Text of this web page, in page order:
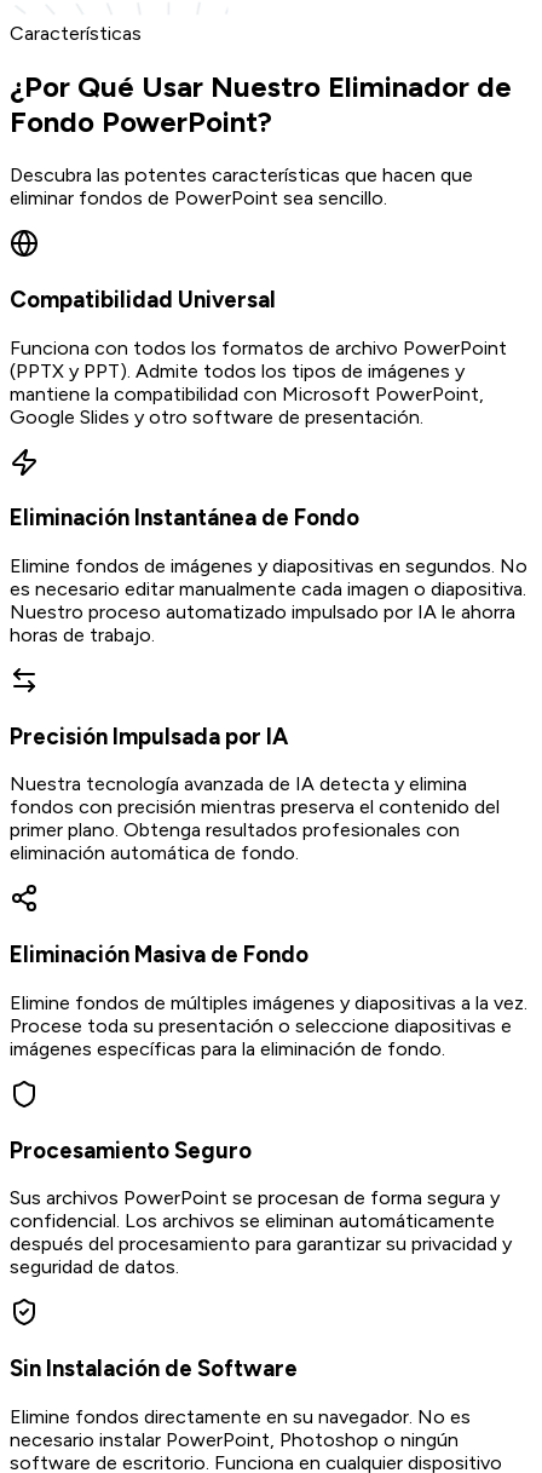
Características
¿Por Qué Usar Nuestro Eliminador de
Fondo PowerPoint?
Descubra las potentes características que hacen que
eliminar fondos de PowerPoint sea sencillo.
Compatibilidad Universal
Funciona con todos los formatos de archivo PowerPoint
(PPTX y PPT). Admite todos los tipos de imágenes y
mantiene la compatibilidad con Microsoft PowerPoint,
Google Slides y otro software de presentación.
Eliminación Instantánea de Fondo
Elimine fondos de imágenes y diapositivas en segundos. No
es necesario editar manualmente cada imagen o diapositiva.
Nuestro proceso automatizado impulsado por IA le ahorra
horas de trabajo.
Precisión Impulsada por IA
Nuestra tecnología avanzada de IA detecta y elimina
fondos con precisión mientras preserva el contenido del
primer plano. Obtenga resultados profesionales con
eliminación automática de fondo.
Eliminación Masiva de Fondo
Elimine fondos de múltiples imágenes y diapositivas a la vez.
Procese toda su presentación o seleccione diapositivas e
imágenes específicas para la eliminación de fondo.
Procesamiento Seguro
Sus archivos PowerPoint se procesan de forma segura y
confidencial. Los archivos se eliminan automáticamente
después del procesamiento para garantizar su privacidad y
seguridad de datos.
Sin Instalación de Software
Elimine fondos directamente en su navegador. No es
necesario instalar PowerPoint, Photoshop o ningún
software de escritorio. Funciona en cualquier dispositivo